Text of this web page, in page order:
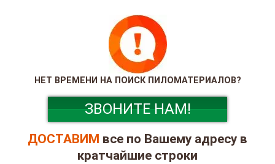
НЕТ ВРЕМЕНИ НА ПОИСК ПИЛОМАТЕРИАЛОВ?
ЗВОНИТЕ НАМ!
ДОСТАВИМ все по Вашему адресу в
кратчайшие строки